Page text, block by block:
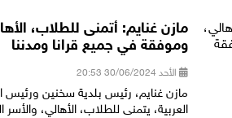
مازن غنايم: أتمنى للطلاب،
وموفقة في جميع قرانا ومدننا
الأحد 30/06/2024 20:53
مازن غنايم، رئيس بلدية سخنين ورئيس
العربية، يتمنى للطلاب، الأهالي،